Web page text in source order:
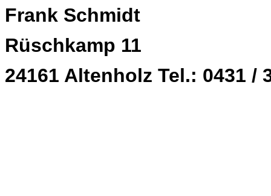
Frank Schmidt
Rüschkamp 11
24161 Altenholz Tel.: 0431 /